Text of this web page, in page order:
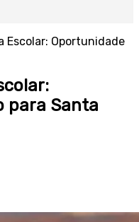
Escolar: Oportunidade
para Santa